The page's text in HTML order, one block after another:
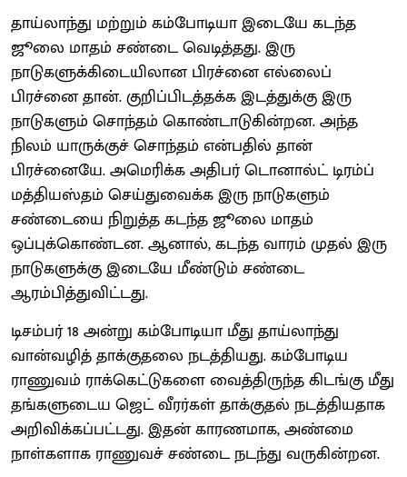
தாய்லாந்து மற்றும் கம்போடியா இடையே கடந்த
ஜூலை மாதம் சண்டை வெடித்தது. இரு
நாடுகளுக்கிடையிலான பிரச்னை எல்லைப்
பிரச்னை தான். குறிப்பிடத்தக்க இடத்துக்கு இரு
நாடுகளும் சொந்தம் கொண்டாடுகின்றன. அந்த
நிலம் யாருக்குச் சொந்தம் என்பதில் தான்
பிரச்னையே. அமெரிக்க அதிபர் டொனால்ட் டிரம்ப்
மத்தியஸ்தம் செய்துவைக்க இரு நாடுகளும்
சண்டையை நிறுத்த கடந்த ஜூலை மாதம்
ஒப்புக்கொண்டன. ஆனால், கடந்த வாரம் முதல் இரு
நாடுகளுக்கு இடையே மீண்டும் சண்டை
ஆரம்பித்துவிட்டது.
டிசம்பர் 18 அன்று கம்போடியா மீது தாய்லாந்து
வான்வழித் தாக்குதலை நடத்தியது. கம்போடிய
ராணுவம் ராக்கெட்டுகளை வைத்திருந்த கிடங்கு மீது
தங்களுடைய ஜெட் வீரர்கள் தாக்குதல் நடத்தியதாக
அறிவிக்கப்பட்டது. இதன் காரணமாக, அண்மை
நாள்களாக ராணுவச் சண்டை நடந்து வருகின்றன.